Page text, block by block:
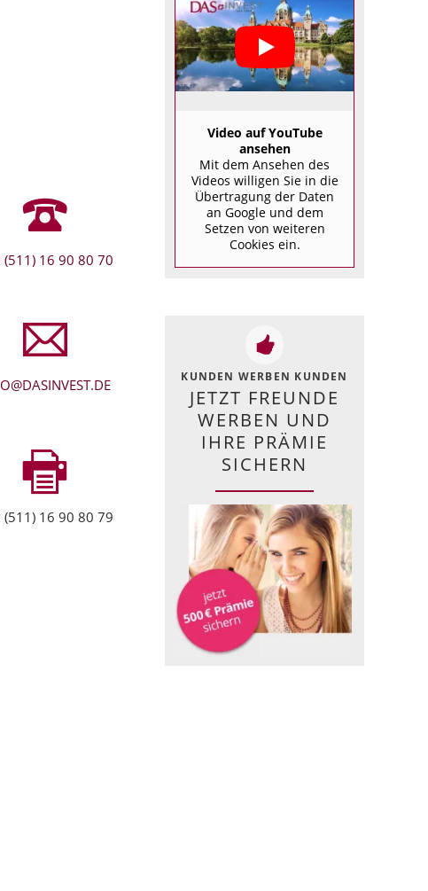
(511) 16 90 80 70
(511) 16 90 80 79
Video auf YouTube
ansehen
Mit dem Ansehen des
Videos willigen Sie in die
Übertragung der Daten
an Google und dem
Setzen von weiteren
Cookies ein.
KUNDEN WERBEN KUNDEN
JETZT FREUNDE
WERBEN UND
IHRE PRÄMIE
SICHERN